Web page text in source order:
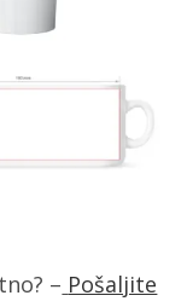
– Pošaljite